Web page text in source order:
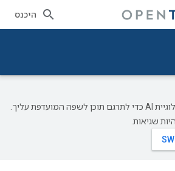
היכנס
‫Google משתמשת בטכנולוגיית AI כדי לתרגם תוכן לשפה המועדפת עליך.
שגיאות.